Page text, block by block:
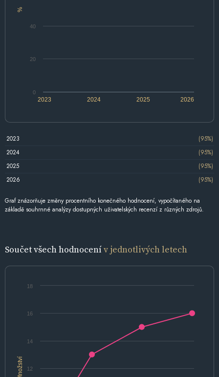
%
2024 2026
2023 2025
0
20
40
2023
(95%)
2024
(95%)
2025
(95%)
2026
(95%)
Graf znázorňuje změny procentního konečného hodnocení, vypočítaného na
základě souhrnné analýzy dostupných uživatelských recenzí z různých zdrojů.
Součet všech hodnocenív jednotlivých letech
Množství 12
14
16
18